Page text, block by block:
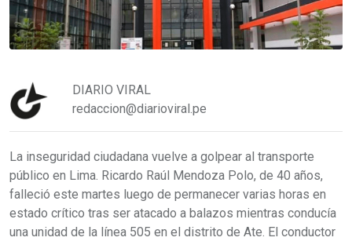
DIARIO VIRAL
redaccion@diarioviral.pe
La inseguridad ciudadana vuelve a golpear al transporte
público en Lima. Ricardo Raúl Mendoza Polo, de 40 años,
falleció este martes luego de permanecer varias horas en
estado crítico tras ser atacado a balazos mientras conducía
una unidad de la línea 505 en el distrito de Ate. El conductor